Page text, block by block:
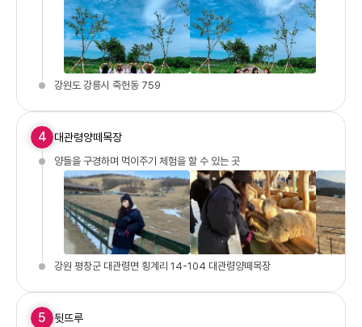
강원도 강릉시 죽헌동 759
4 대관령양떼목장
양들을 구경하며 먹이주기 체험을 할 수 있는 곳
강원 평창군 대관령면 횡계리 14-104 대관령양떼목장
5 뒷뜨루